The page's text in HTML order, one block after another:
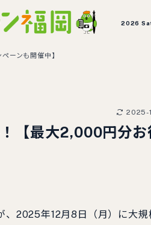
2026
ーンも開催中】
2025-
【最大2,000円分お
、2025年12月8日（月）に大規